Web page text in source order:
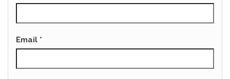
Email *